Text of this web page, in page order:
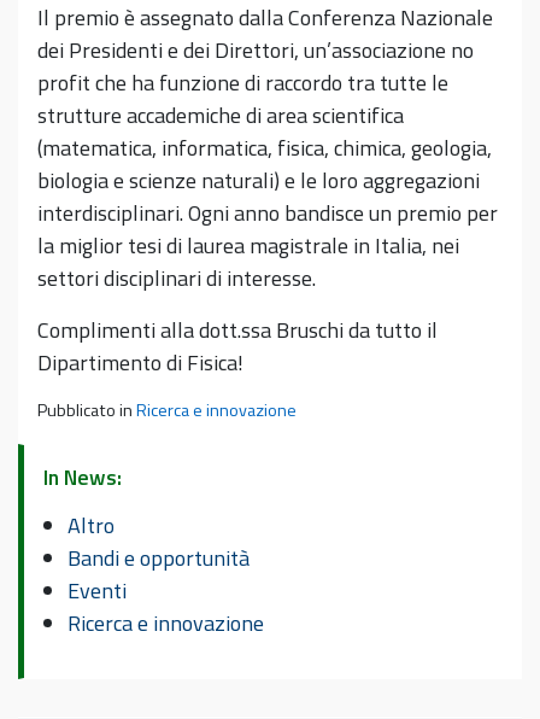
Il premio è assegnato dalla Conferenza Nazionale
dei Presidenti e dei Direttori, un’associazione no
profit che ha funzione di raccordo tra tutte le
strutture accademiche di area scientifica
(matematica, informatica, fisica, chimica, geologia,
biologia e scienze naturali) e le loro aggregazioni
interdisciplinari. Ogni anno bandisce un premio per
la miglior tesi di laurea magistrale in Italia, nei
settori disciplinari di interesse.
Complimenti alla dott.ssa Bruschi da tutto il
Dipartimento di Fisica!
Pubblicato inRicerca e innovazione
In News:
Altro
Bandi e opportunità
Eventi
Ricerca e innovazione